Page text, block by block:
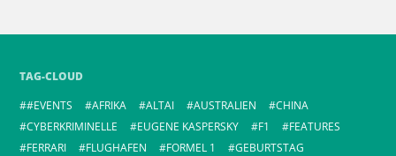
TAG-CLOUD
#EVENTS
AFRIKA ALTAI AUSTRALIEN
CHINA
CYBERKRIMINELLE
EUGENE KASPERSKY F1
FEATURES
FERRARI
FLUGHAFEN FORMEL 1
GEBURTSTAG